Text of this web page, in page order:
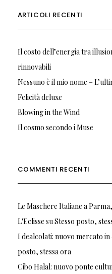
ARTICOLI RECENTI
Il costo dell’energia tra
rinnovabili
Nessuno è il mio nome –
Felicità deluxe
Blowing in the Wind
Il cosmo secondo i Muse
COMMENTI RECENTI
Le Maschere Italiane a
L'Eclisse su Stesso posto,
I dealcolati: nuovo mercato in
posto, stessa ora
Cibo Halal: nuovo ponte